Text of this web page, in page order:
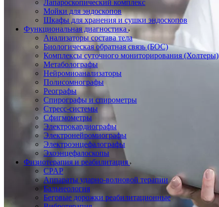
Лапароскопический комплекс
Мойки для эндоскопов
Шкафы для хранения и сушки эндоскопов
Функциональная диагностика
Анализаторы состава тела
Биологическая обратная связь (БОС)
Комплексы суточного мониторирования (Холтеры)
Метаболографы
Нейромиоанализаторы
Полисомнографы
Реографы
Спирографы и спирометры
Стресс-системы
Сфигмометры
Электрокардиографы
Электронейромиографы
Электроэнцефалографы
Эхоэнцефалоскопы
Физиотерапия и реабилитация
CPAP
Аппараты ударно-волновой терапии
Бальнеология
Беговые дорожки реабилитационные